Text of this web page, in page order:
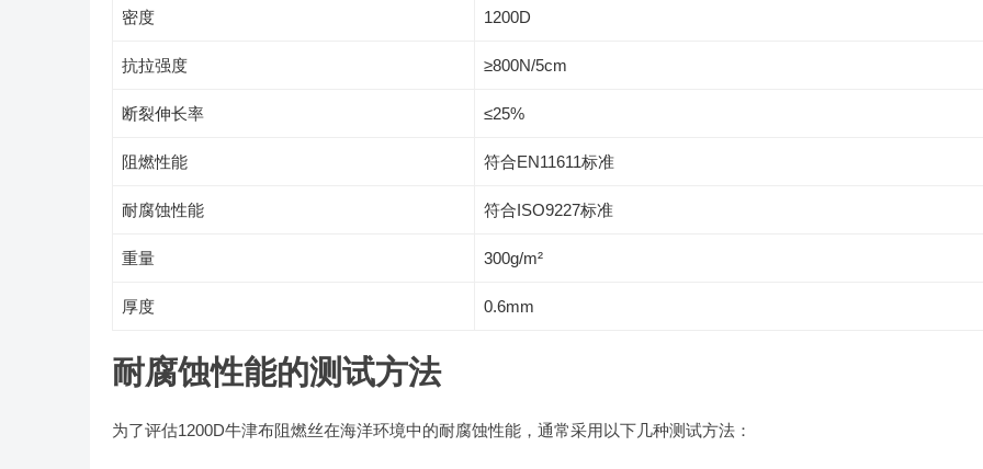
密度 1200D
抗拉强度 ≥800N/5cm
断裂伸长率 ≤25%
阻燃性能 符合EN11611标准
耐腐蚀性能 符合ISO9227标准
重量 300g/m²
厚度 0.6mm
耐腐蚀性能的测试方法
为了评估1200D牛津布阻燃丝在海洋环境中的耐腐蚀性能，通常采用以下几种测试方法：